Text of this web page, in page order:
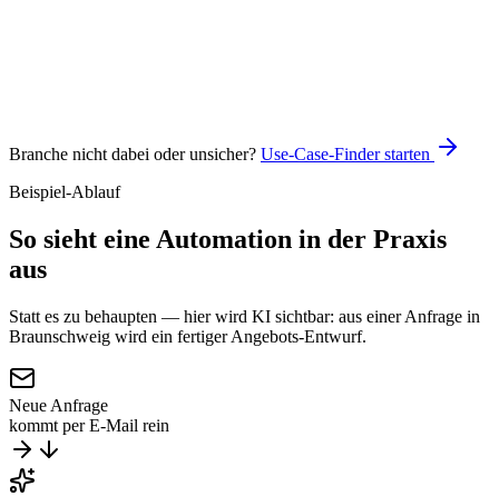
Branche nicht dabei oder unsicher? Use-Case-Finder starten
Beispiel-Ablauf
So sieht eine Automation in der Praxis
aus
Statt es zu behaupten — hier wird KI sichtbar: aus einer Anfrage in
Braunschweig wird ein fertiger Angebots-Entwurf.
Neue Anfrage
kommt per E-Mail rein